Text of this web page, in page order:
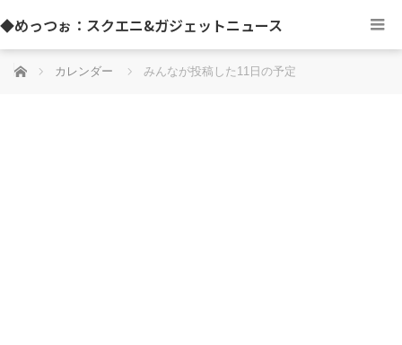
◆めっつぉ：スクエニ&ガジェットニュース
ホーム カレンダー みんなが投稿した11日の予定